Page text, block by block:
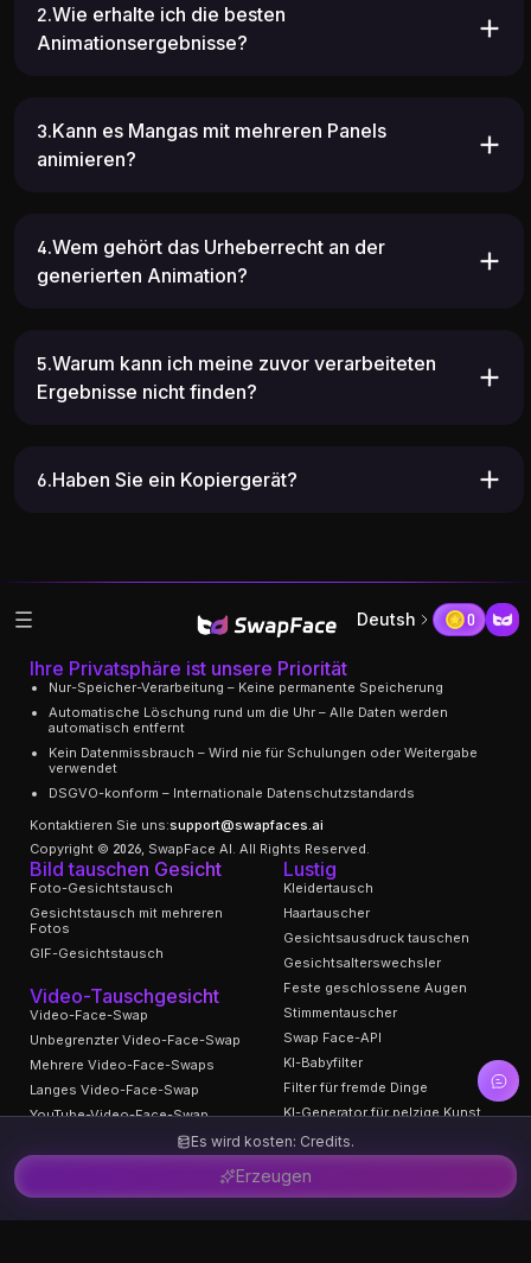
Es wird kosten: Credits.
Erzeugen
2.Wie erhalte ich die besten
Animationsergebnisse?
3.Kann es Mangas mit mehreren Panels
animieren?
4.Wem gehört das Urheberrecht an der
generierten Animation?
5.Warum kann ich meine zuvor verarbeiteten
Ergebnisse nicht finden?
6.Haben Sie ein Kopiergerät?
Deutsh 0
Ihre Privatsphäre ist unsere Priorität
Nur-Speicher-Verarbeitung – Keine permanente Speicherung
Automatische Löschung rund um die Uhr – Alle Daten werden
automatisch entfernt
Kein Datenmissbrauch – Wird nie für Schulungen oder Weitergabe
verwendet
DSGVO-konform – Internationale Datenschutzstandards
Kontaktieren Sie uns:support@swapfaces.ai
Copyright © 2026, SwapFace AI. All Rights Reserved.
Bild tauschen Gesicht
Foto-Gesichtstausch
Gesichtstausch mit mehreren
Fotos
GIF-Gesichtstausch
Video-Tauschgesicht
Video-Face-Swap
Unbegrenzter Video-Face-Swap
Mehrere Video-Face-Swaps
Langes Video-Face-Swap
YouTube-Video-Face-Swap
Bildverbesserer
Lustig
Kleidertausch
Haartauscher
Gesichtsausdruck tauschen
Gesichtsalterswechsler
Feste geschlossene Augen
Stimmentauscher
Swap Face-API
KI-Babyfilter
Filter für fremde Dinge
KI-Generator für pelzige Kunst
KI-Entferner ausziehen
Unterstützung
Über uns
Schreiben Sie für uns